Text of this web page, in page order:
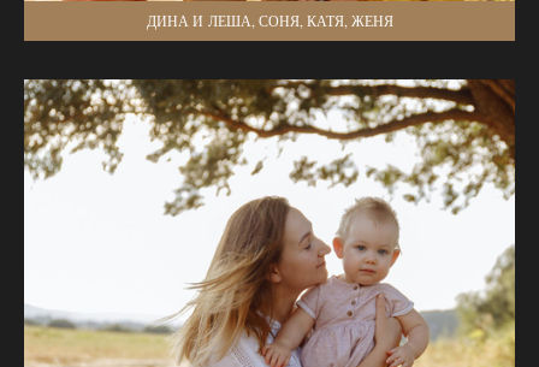
ДИНА И ЛЕША, СОНЯ, КАТЯ, ЖЕНЯ